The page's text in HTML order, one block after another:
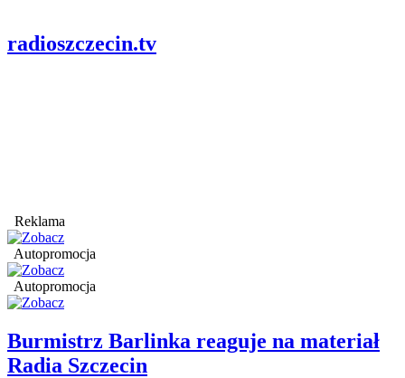
radioszczecin.tv
Reklama
Autopromocja
Autopromocja
Burmistrz Barlinka reaguje na materiał
Radia Szczecin